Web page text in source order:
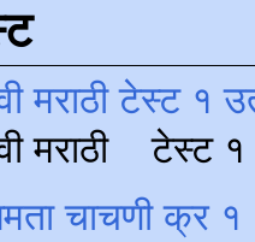
मराठी टेस्ट १
वी मराठी टेस्ट
चाचणी क्र